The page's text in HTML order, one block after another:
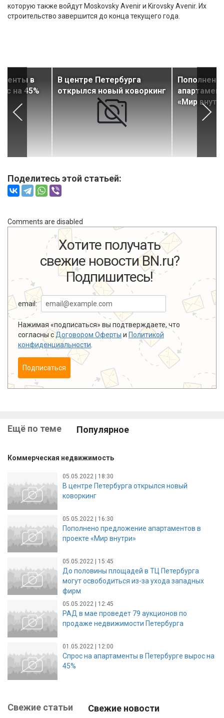
которую также войдут Moskovsky Avenir и Kirovsky Avenir. Их
строительство завершится до конца текущего года.
в
на 45%
В центре Петербурга
открылся новый коворкинг
«Мир
Поделитесь этой статьей:
Comments are disabled
Хотите получать
свежие новости BN.ru?
Подпишитесь!
email:
Нажимая «подписаться» вы подтверждаете, что
согласны сДоговором Оферты и Политикой
конфиденциальности
Подписаться
Ещё по теме Популярное
Коммерческая недвижимость
05.05.2022 | 18:30
В центре Петербурга открылся новый
коворкинг
05.05.2022 | 16:30
Пополнено предложение апартаментов в
проекте «Мир внутри»
05.05.2022 | 15:45
До половины площадей в ТЦ Петербурга
могут освободиться из-за ухода западных
фирм
05.05.2022 | 12:45
РАД в мае проведет 79 аукционов по
продаже недвижимости Петербурга
01.05.2022 | 12:00
Спрос на апартаменты в Петербурге вырос на
45%
Свежие статьи Свежие новости